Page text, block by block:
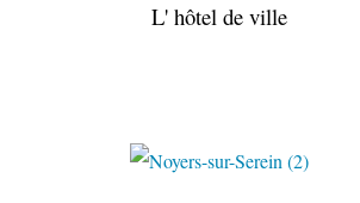
L' hôtel de ville